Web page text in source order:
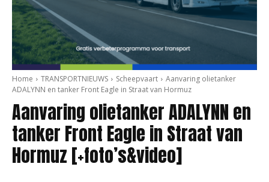
Home TRANSPORTNIEUWS Scheepvaart
Aanvaring olietanker
ADALYNN en tanker Front Eagle in Straat van Hormuz
Aanvaring olietanker ADALYNN en
tanker Front Eagle in Straat van
Hormuz [+foto’s&video]